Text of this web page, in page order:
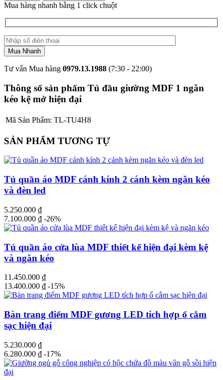
Mua hàng nhanh bằng 1 click chuột
Tư vấn Mua hàng 0979.13.1988 (7:30 - 22:00)
Thông số sản phẩm Tủ đầu giường MDF 1 ngăn
kéo kệ mở hiện đại
Mã Sản Phẩm: TL-TU4H8
SẢN PHẨM TƯƠNG TỰ
Tủ quần áo MDF cánh kính 2 cánh kèm ngăn kéo
và đèn led
5.250.000 ₫
7.100.000 ₫ -26%
Tủ quần áo cửa lùa MDF thiết kế hiện đại kèm kệ
và ngăn kéo
11.450.000 ₫
13.400.000 ₫ -15%
Bàn trang điểm MDF gương LED tích hợp ổ cắm
sạc hiện đại
5.230.000 ₫
6.280.000 ₫ -17%